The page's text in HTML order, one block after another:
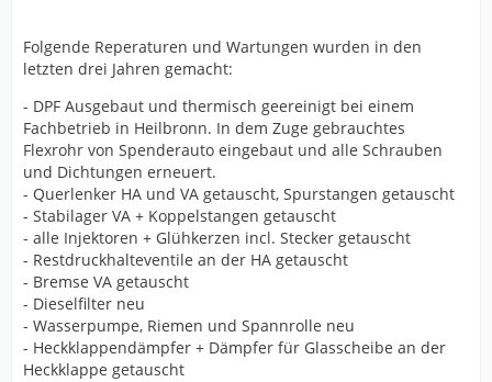
Folgende Reperaturen und Wartungen wurden in den
letzten drei Jahren gemacht:
- DPF Ausgebaut und thermisch geereinigt bei einem
Fachbetrieb in Heilbronn. In dem Zuge gebrauchtes
Flexrohr von Spenderauto eingebaut und alle Schrauben
und Dichtungen erneuert.
- Querlenker HA und VA getauscht, Spurstangen getauscht
- Stabilager VA + Koppelstangen getauscht
- alle Injektoren + Glühkerzen incl. Stecker getauscht
- Restdruckhalteventile an der HA getauscht
- Bremse VA getauscht
- Dieselfilter neu
- Wasserpumpe, Riemen und Spannrolle neu
- Heckklappendämpfer + Dämpfer für Glasscheibe an der
Heckklappe getauscht